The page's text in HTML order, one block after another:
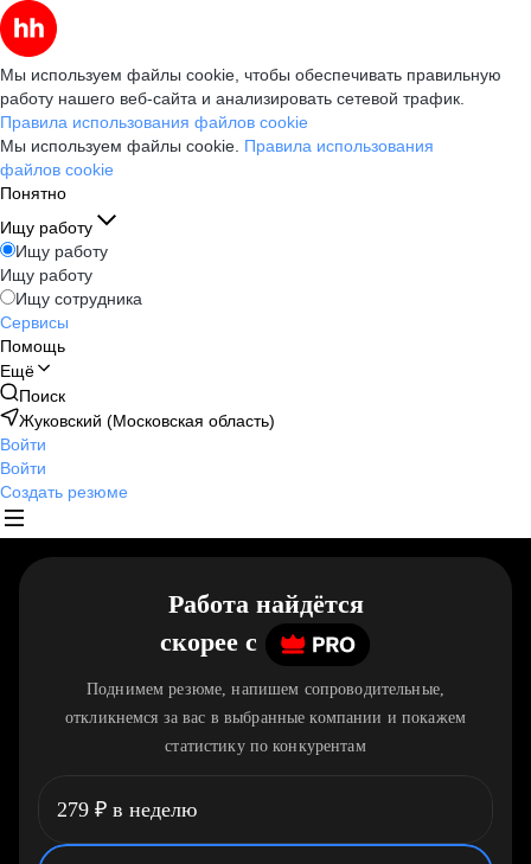
Мы используем файлы cookie, чтобы обеспечивать правильную
работу нашего веб-сайта и анализировать сетевой трафик.
Правила использования файлов cookie
Мы используем файлы cookie. Правила использования
файлов cookie
Понятно
Ищу работу
Ищу работу
Ищу работу
Ищу сотрудника
Сервисы
Помощь
Ещё
Поиск
Жуковский (Московская область)
Войти
Войти
Создать резюме
Работа найдётся
скорее c
Поднимем резюме, напишем сопроводительные,
откликнемся за вас в выбранные компании и покажем
статистику по конкурентам
279 ₽ в неделю